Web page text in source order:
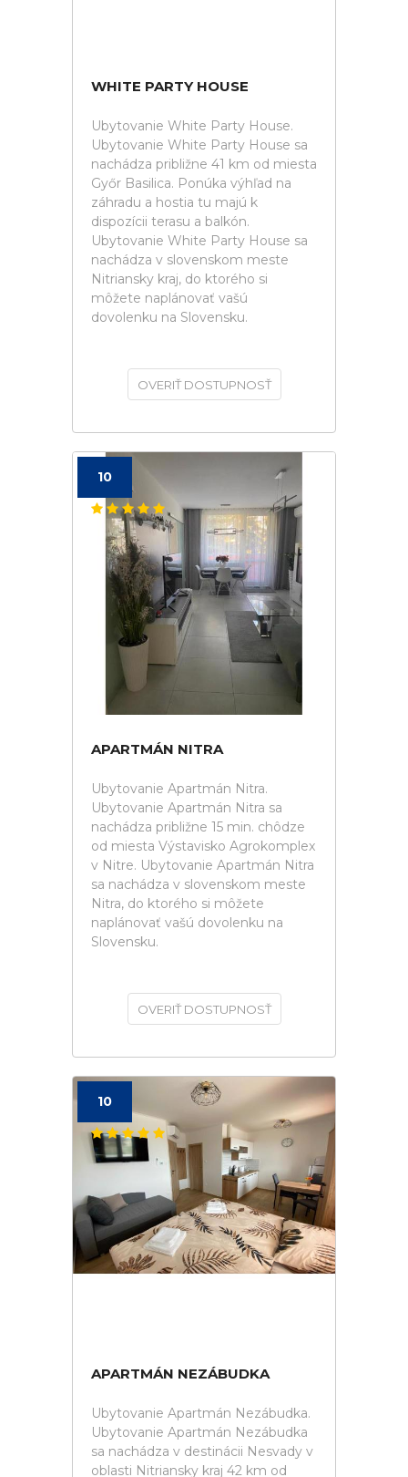
WHITE PARTY HOUSE
Ubytovanie White Party House.
Ubytovanie White Party House sa
nachádza približne 41 km od miesta
Győr Basilica. Ponúka výhľad na
záhradu a hostia tu majú k
dispozícii terasu a balkón.
Ubytovanie White Party House sa
nachádza v slovenskom meste
Nitriansky kraj, do ktorého si
môžete naplánovať vašú
dovolenku na Slovensku.
OVERIŤ DOSTUPNOSŤ
10
APARTMÁN NITRA
Ubytovanie Apartmán Nitra.
Ubytovanie Apartmán Nitra sa
nachádza približne 15 min. chôdze
od miesta Výstavisko Agrokomplex
v Nitre. Ubytovanie Apartmán Nitra
sa nachádza v slovenskom meste
Nitra, do ktorého si môžete
naplánovať vašú dovolenku na
Slovensku.
OVERIŤ DOSTUPNOSŤ
10
APARTMÁN NEZÁBUDKA
Ubytovanie Apartmán Nezábudka.
Ubytovanie Apartmán Nezábudka
sa nachádza v destinácii Nesvady v
oblasti Nitriansky kraj 42 km od